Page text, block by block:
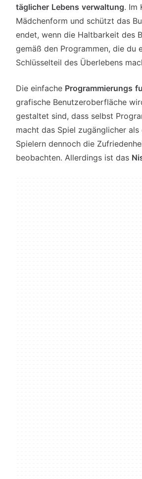
täglicher Lebens verwaltung. Im
Mädchenform und schützt das
endet, wenn die Haltbarkeit des
gemäß den Programmen, die du
Schlüsselteil des Überlebens
Die einfache Programmierungs
grafische Benutzeroberfläche
gestaltet sind, dass selbst
macht das Spiel zugänglicher
Spielern dennoch die
beobachten. Allerdings ist das